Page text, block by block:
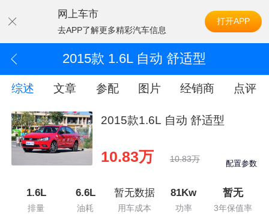
网上车市
去APP了解更多精彩汽车信息
打开APP
2015款 1.6L 自动 舒适型
综述 文章 参配 图片 经销商 点评
2015款1.6L 自动 舒适型
10.83万 10.83万 配置参数
1.6L
排量
6.6L
油耗
暂无数据
用车成本
81Kw
功率
暂无
3年保值率